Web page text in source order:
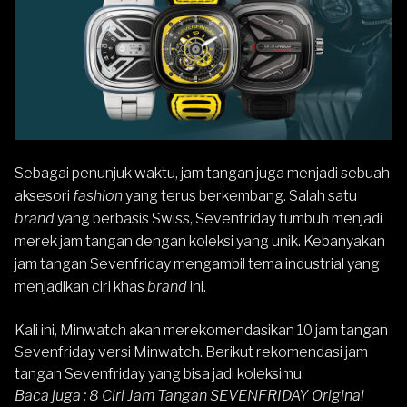
Sebagai penunjuk waktu, jam tangan juga menjadi sebuah
aksesori fashionyang terus berkembang. Salah satu
brandyang berbasis Swiss, Sevenfridaytumbuh menjadi
merek jam tangan dengan koleksi yang unik. Kebanyakan
jam tangan Sevenfriday mengambil tema industrial yang
menjadikan ciri khasbrandini.
Kali ini, Minwatch akan merekomendasikan 10 jam tangan
Sevenfriday versi Minwatch. Berikut rekomendasi jam
tangan Sevenfriday yang bisa jadi koleksimu.
Baca juga :8 Ciri Jam Tangan SEVENFRIDAY Original